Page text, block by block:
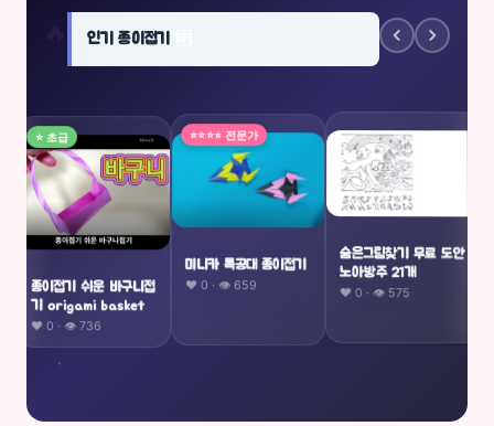
🔥 인기 종이접기
⭐ 초급
종이접기 쉬운 바구니접
기 origami basket
❤️ 0 · 👁 736
⭐⭐⭐⭐ 전문가
미니카 특공대 종이접기
❤️ 0 · 👁 659
숨은그림찾기 무료 도안
노아방주 21개
❤️ 0 · 👁 575